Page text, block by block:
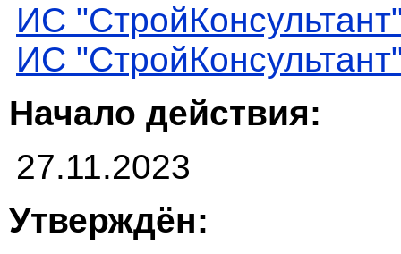
ИС
ИС
Начало действия:
27.11.2023
Утверждён: